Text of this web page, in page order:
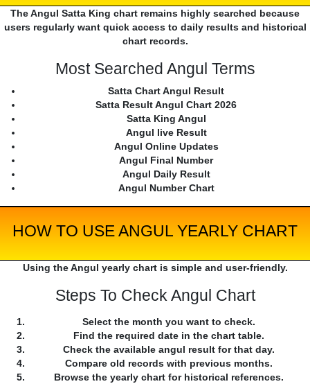
The Angul Satta King chart remains highly searched because
users regularly want quick access to daily results and historical
chart records.
Most Searched Angul Terms
Satta Chart Angul Result
Satta Result Angul Chart 2026
Satta King Angul
Angul live Result
Angul Online Updates
Angul Final Number
Angul Daily Result
Angul Number Chart
HOW TO USE ANGUL YEARLY CHART
Using the Angul yearly chart is simple and user-friendly.
Steps To Check Angul Chart
Select the month you want to check.
Find the required date in the chart table.
Check the available angul result for that day.
Compare old records with previous months.
Browse the yearly chart for historical references.